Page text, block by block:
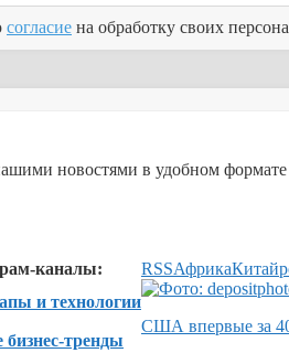
согласие на обработку своих
новостями в удобном формате
каналы:
и технологии
тренды
RSSАфрикаКитай
США впервые за